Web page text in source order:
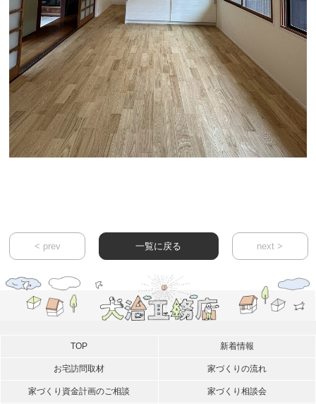
< prev next >
一覧に戻る
TOP 新着情報
お宅訪問取材 家づくりの流れ
家づくり資金計画のご相談 家づくり相談会